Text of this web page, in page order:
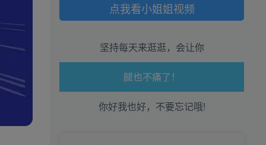
点我看小姐姐视频
坚持每天来逛逛，会让你
生活也美好了！
心情也舒畅了！
走路也有劲了！
腿也不痛了！
你好我也好，不要忘记哦!